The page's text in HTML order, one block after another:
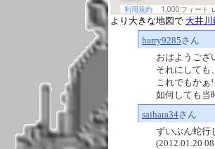
より大きな地図で 大井
harry9285さん
おはようござ
それにしても
これでもかぁ
如何しても当
saihara34さん
ずいぶん蛇行
(2012.01.20